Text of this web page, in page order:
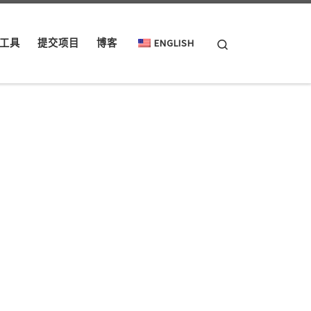
具 提交项目 博客 ENGLISH